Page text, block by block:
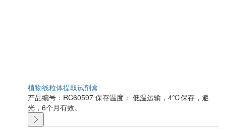
植物线粒体提取试剂盒
产品编号：RC60597 保存温度： 低温运输，4℃保存，避
光，6个月有效。